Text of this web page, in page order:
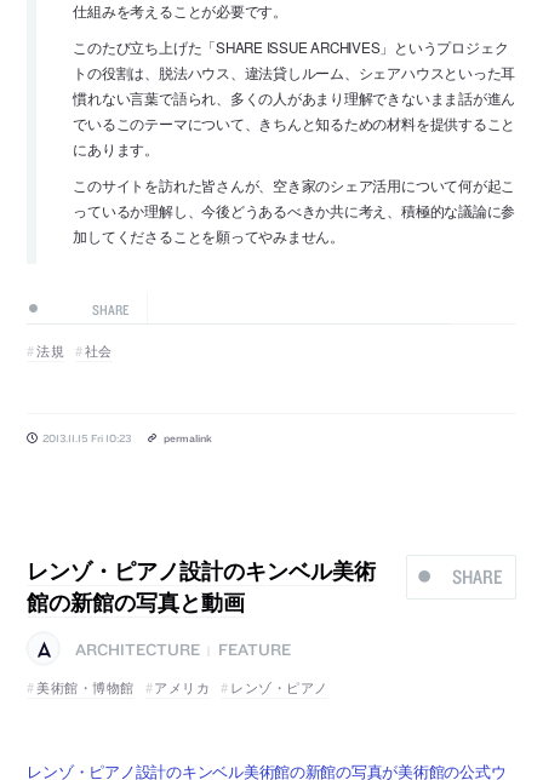
仕組みを考えることが必要です。
このたび立ち上げた「SHARE ISSUE ARCHIVES」というプロジェク
トの役割は、脱法ハウス、違法貸しルーム、シェアハウスといった耳
慣れない言葉で語られ、多くの人があまり理解できないまま話が進ん
でいるこのテーマについて、きちんと知るための材料を提供すること
にあります。
このサイトを訪れた皆さんが、空き家のシェア活用について何が起こ
っているか理解し、今後どうあるべきか共に考え、積極的な議論に参
加してくださることを願ってやみません。
SHARE
法規 社会
2013.11.15 Fri 10:23 permalink
SHARE
レンゾ・ピアノ設計のキンベル美術
館の新館の写真と動画
ARCHITECTURE
FEATURE
美術館・博物館
アメリカ レンゾ・ピアノ
レンゾ・ピアノ設計のキンベル美術館の新館の写真が美術館の公式ウ